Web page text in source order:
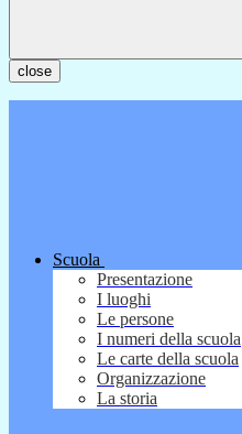
close
Scuola
Presentazione
I luoghi
Le persone
I numeri della scuola
Le carte della scuola
Organizzazione
La storia